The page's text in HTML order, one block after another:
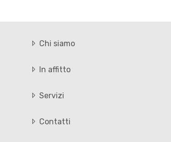
Chi siamo
In affitto
Servizi
Contatti